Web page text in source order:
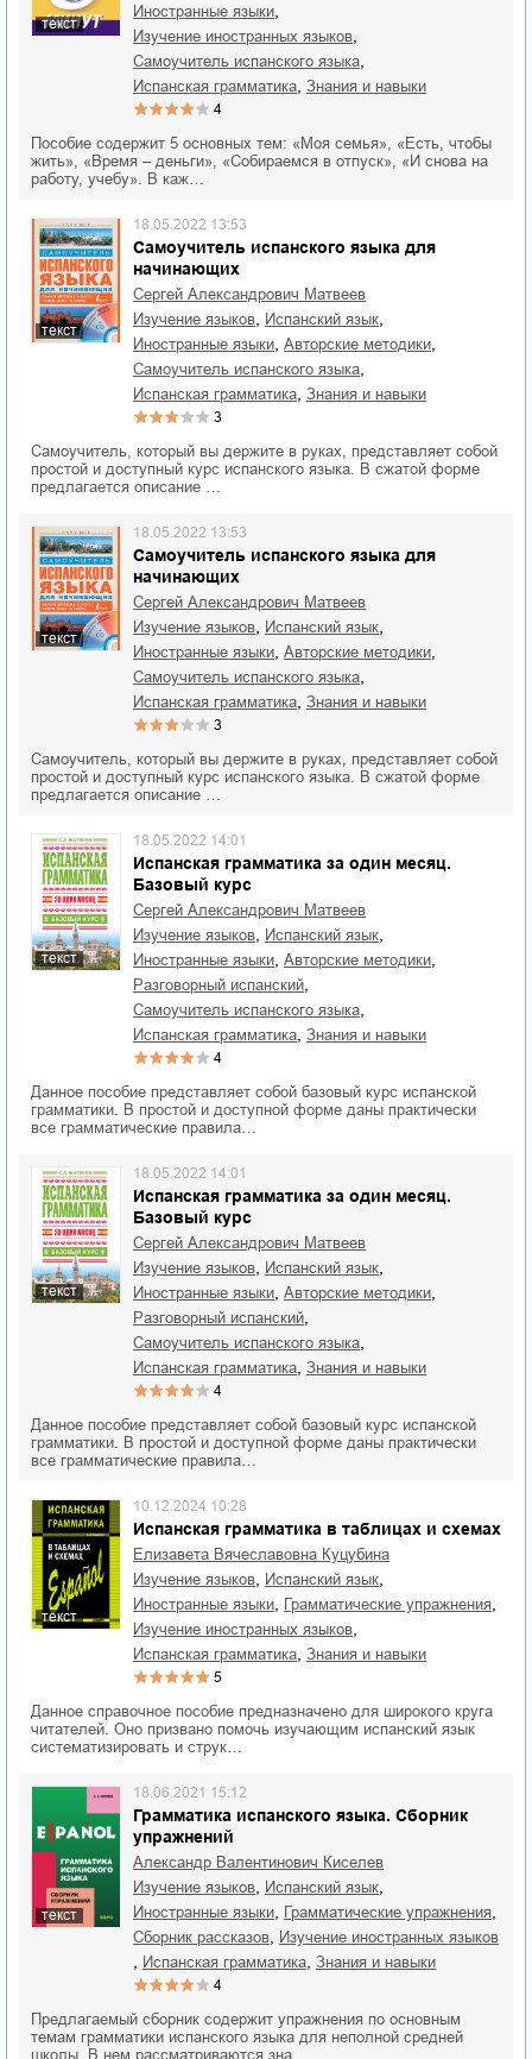
текст
иностранные языки
изучение иностранных языков
самоучитель испанского языка
испанская грамматика знания и навыки
4
Пособие содержит 5 основных тем: «Моя семья», «Есть, чтобы
жить», «Время – деньги», «Собираемся в отпуск», «И снова на
работу, учебу». В каж…
текст
Самоучитель испанского языка для
начинающих
18.05.2022 13:53
Сергей Александрович Матвеев
изучение языков
испанский язык
иностранные языки авторские методики
самоучитель испанского языка
испанская грамматика знания и навыки
3
Самоучитель, который вы держите в руках, представляет собой
простой и доступный курс испанского языка. В сжатой форме
предлагается описание …
текст
Самоучитель испанского языка для
начинающих
18.05.2022 13:53
Сергей Александрович Матвеев
изучение языков
испанский язык
иностранные языки авторские методики
самоучитель испанского языка
испанская грамматика знания и навыки
3
Самоучитель, который вы держите в руках, представляет собой
простой и доступный курс испанского языка. В сжатой форме
предлагается описание …
текст
Испанская грамматика за один месяц.
Базовый курс
18.05.2022 14:01
Сергей Александрович Матвеев
изучение языков
испанский язык
иностранные языки авторские методики
разговорный испанский
самоучитель испанского языка
испанская грамматика знания и навыки
4
Данное пособие представляет собой базовый курс испанской
грамматики. В простой и доступной форме даны практически
все грамматические правила…
текст
Испанская грамматика за один месяц.
Базовый курс
18.05.2022 14:01
Сергей Александрович Матвеев
изучение языков
испанский язык
иностранные языки авторские методики
разговорный испанский
самоучитель испанского языка
испанская грамматика знания и навыки
4
Данное пособие представляет собой базовый курс испанской
грамматики. В простой и доступной форме даны практически
все грамматические правила…
текст
Испанская грамматика в таблицах и схемах
10.12.2024 10:28
Елизавета Вячеславовна Куцубина
изучение языков
испанский язык
иностранные языки грамматические упражнения
изучение иностранных языков
испанская грамматика знания и навыки
5
Данное справочное пособие предназначено для широкого круга
читателей. Оно призвано помочь изучающим испанский язык
систематизировать и струк…
текст
Грамматика испанского языка. Сборник
упражнений
18.06.2021 15:12
Александр Валентинович Киселев
изучение языков
испанский язык
иностранные языки грамматические упражнения
сборник рассказов изучение иностранных языков
испанская грамматика знания и навыки
4
Предлагаемый сборник содержит упражнения по основным
темам грамматики испанского языка для неполной средней
школы. В нем рассматриваются зна…